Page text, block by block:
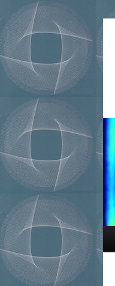
Aller
au
contenu
principal